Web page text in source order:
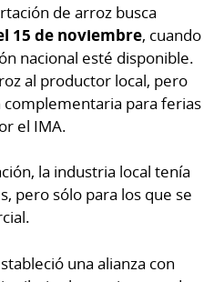
de arroz busca
15 de noviembre, cuando
nacional esté disponible.
al productor local, pero
para ferias
el IMA.
la industria local tenía
pero sólo para los que se
una alianza con